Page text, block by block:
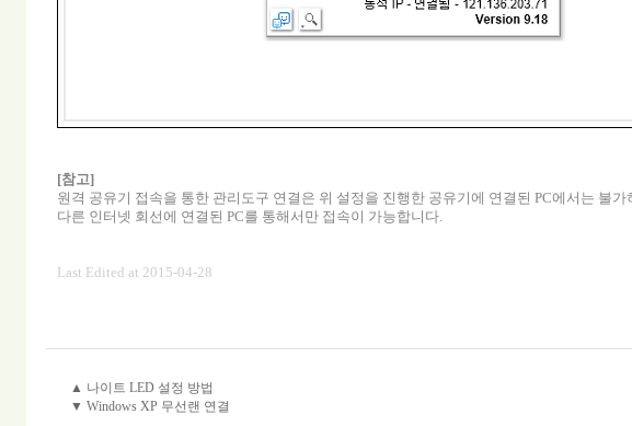
[참고]
원격 공유기 접속을 통한 관리도구 연결은 위 설정을 진행한 공유기에 연결된 PC에서는 불가
다른 인터넷 회선에 연결된 PC를 통해서만 접속이 가능합니다.
Last Edited at 2015-04-28
▲ 나이트 LED 설정 방법
▼ Windows XP 무선랜 연결